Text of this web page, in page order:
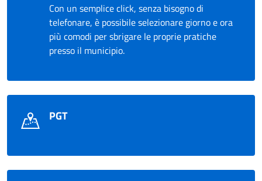
Con un semplice click, senza bisogno di
telefonare, è possibile selezionare giorno e ora
più comodi per sbrigare le proprie pratiche
presso il municipio.
PGT